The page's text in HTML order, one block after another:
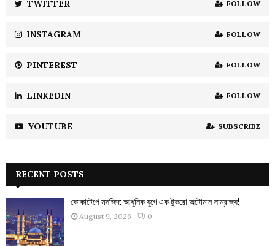
H
TWITTER FOLLOW
INSTAGRAM FOLLOW
PINTEREST FOLLOW
LINKEDIN FOLLOW
YOUTUBE SUBSCRIBE
RECENT POSTS
কোকাটেপে মসজিদ: আধুনিক যুগে এক টুকরো অটোমান সাম্রাজ্য!
August 9, 2026 0